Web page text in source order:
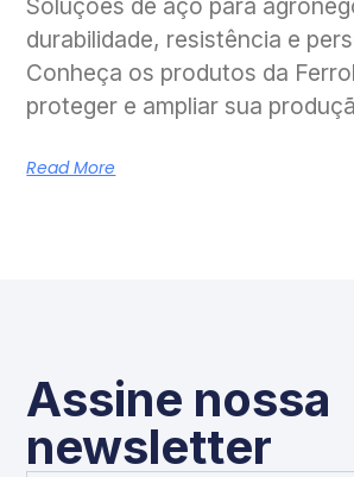
Soluções de aço para
durabilidade, resistência e
Conheça os produtos da
proteger e ampliar sua
Read More
Assine nossa
newsletter